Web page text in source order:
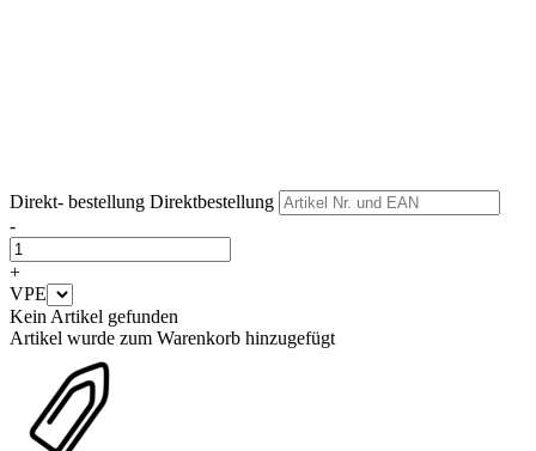
Direkt- bestellung Direktbestellung
-
+
VPE
Kein Artikel gefunden
Artikel wurde zum Warenkorb hinzugefügt